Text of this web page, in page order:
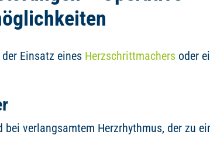
Einsatz eines Herzschrittmachers oder
bei verlangsamtem Herzrhythmus, der zu